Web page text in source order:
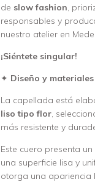
de slow fashion,
responsables y
nuestro atelier en
¡Siéntete singular!
✦ Diseño y materiales
La capellada está
liso tipo flor,
más resistente y
Este cuero presenta un
una superficie lisa y
otorga una